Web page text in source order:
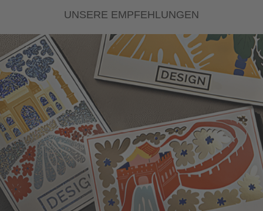
UNSERE EMPFEHLUNGEN